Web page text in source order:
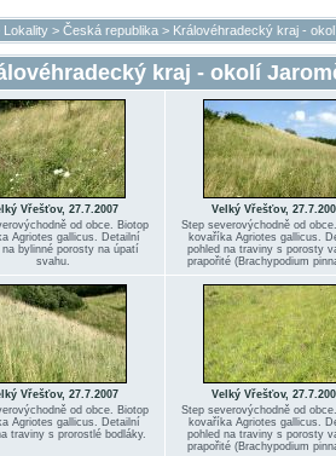
Lokality> Česká republika> Královéhradecký kraj -
kraj - okolí
Vřešťov, 27.7.2007
od obce. Biotop
Agriotes gallicus. Detailní
na bylinné porosty na úpatí
svahu.
Velký Vřešťov,
Step severovýchodně od
kovaříka Agriotes gallicus.
pohled na traviny s porosty
prapořité (Brachypodium
Vřešťov, 27.7.2007
od obce. Biotop
Agriotes gallicus. Detailní
traviny s prorostlé bodláky.
Velký Vřešťov,
Step severovýchodně od
kovaříka Agriotes gallicus.
pohled na traviny s porosty
prapořité (Brachypodium